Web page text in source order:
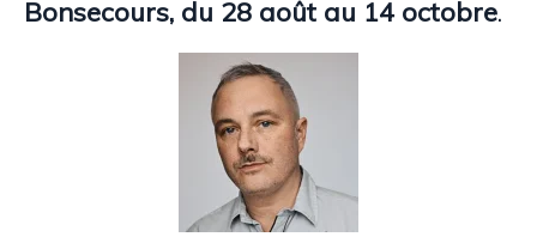
Bonsecours, du 28 août au 14 octobre.